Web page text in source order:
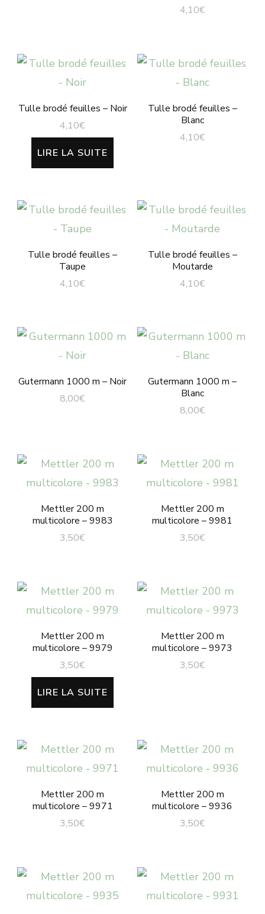
4,10€
Tulle brodé feuilles – Noir
4,10€
LIRE LA SUITE
Tulle brodé feuilles –
Blanc
4,10€
Tulle brodé feuilles –
Taupe
4,10€
Tulle brodé feuilles –
Moutarde
4,10€
Gutermann 1000 m – Noir
8,00€
Gutermann 1000 m –
Blanc
8,00€
Mettler 200 m
multicolore – 9983
3,50€
Mettler 200 m
multicolore – 9981
3,50€
Mettler 200 m
multicolore – 9979
3,50€
LIRE LA SUITE
Mettler 200 m
multicolore – 9973
3,50€
Mettler 200 m
multicolore – 9971
3,50€
Mettler 200 m
multicolore – 9936
3,50€